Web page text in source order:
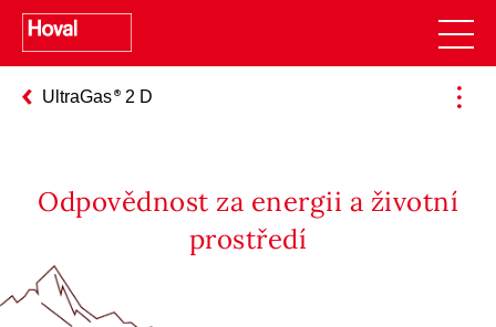
UltraGas 2 D
Odpovědnost za energii a životní
prostředí